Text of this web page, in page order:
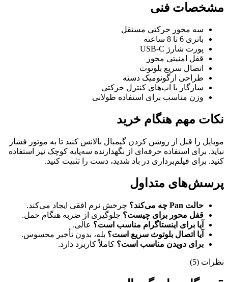
مشخصات فنی
سه محور حرکتی مستقل
باتری 6 تا 8 ساعته
پورت شارژ USB-C
قفل امنیتی محور
اتصال سریع بلوتوث
طراحی ارگونومیک دسته
سازگار با اپ‌های کنترل حرکتی
وزن مناسب برای استفاده طولانی
نکات مهم هنگام خرید
موبایل را قبل از روشن کردن گیمبال بالانس کنید تا به موتور فشار
نیاید. برای استفاده حرفه‌ای از نگهدارنده سه‌پایه کوچک نیز استفاده
کنید. برای فیلم‌برداری در باد شدید، دست را تثبیت کنید.
پرسش‌های متداول
حالت Pan چه می‌کند؟
چرخش نرم افقی ایجاد می‌کند.
قفل محور برای چیست؟ جلوگیری از ضربه هنگام حمل.
آیا برای اینستاگرام مناسب است؟ عالی.
آیا اتصال بلوتوث سریع است؟ بله، بدون تأخیر محسوس.
برای دویدن مناسب است؟ کاملاً کاربرد دارد.
نظرات (5)